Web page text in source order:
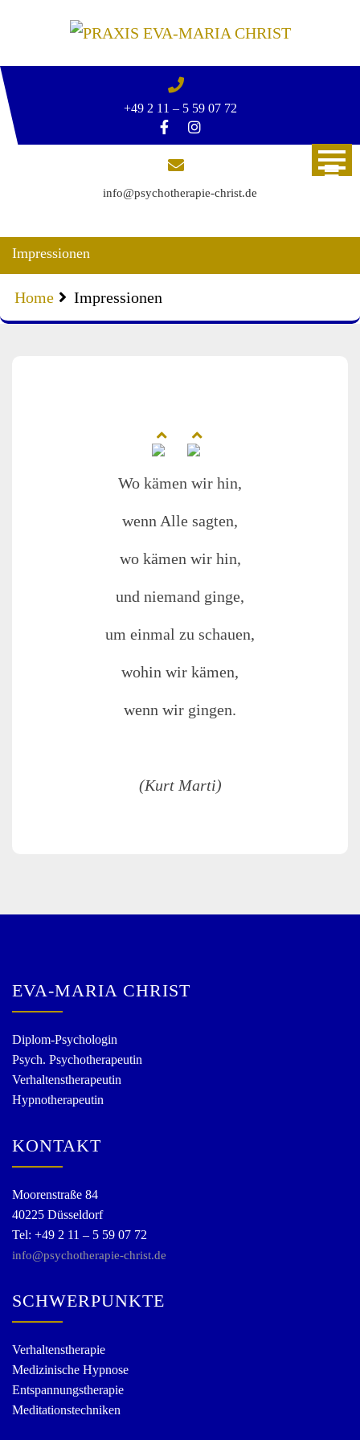
content
+49 2 11 – 5 59 07 72
info@psychotherapie-christ.de
Impressionen
Home Impressionen
Wo kämen wir hin,
wenn Alle sagten,
wo kämen wir hin,
und niemand ginge,
um einmal zu schauen,
wohin wir kämen,
wenn wir gingen.
(Kurt Marti)
EVA-MARIA CHRIST
Diplom-Psychologin
Psych. Psychotherapeutin
Verhaltenstherapeutin
Hypnotherapeutin
KONTAKT
Moorenstraße 84
40225 Düsseldorf
Tel: +49 2 11 – 5 59 07 72
info@psychotherapie-christ.de
SCHWERPUNKTE
Verhaltenstherapie
Medizinische Hypnose
Entspannungstherapie
Meditationstechniken